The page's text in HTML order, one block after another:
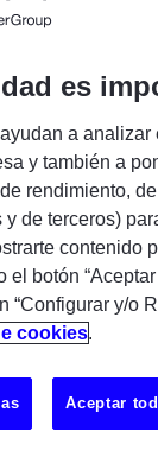
Foundry
/
y conocimiento
de larga
de
es
a
y también a
rendimiento,
de terceros)
contenido
el botón
“Configurar y/o
cookies.
Aceptar